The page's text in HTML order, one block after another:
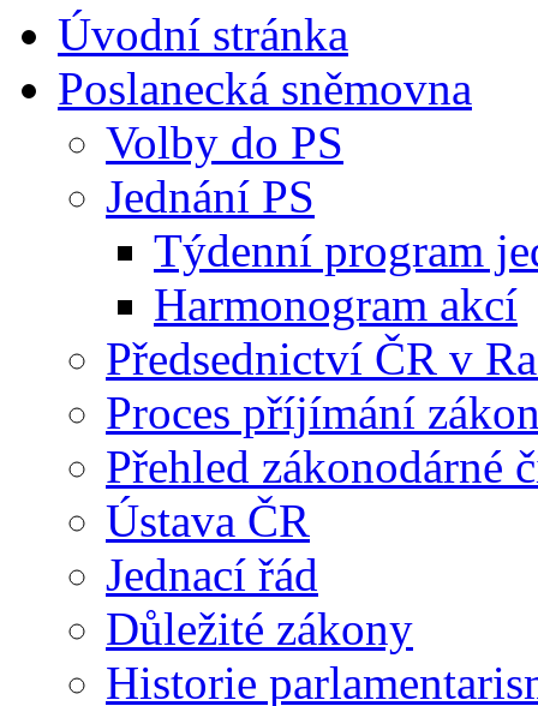
Úvodní stránka
Poslanecká sněmovna
Volby do PS
Jednání PS
Týdenní program
Harmonogram akcí
Předsednictví ČR v
Proces příjímání
Přehled zákonodárné
Ústava ČR
Jednací řád
Důležité zákony
Historie